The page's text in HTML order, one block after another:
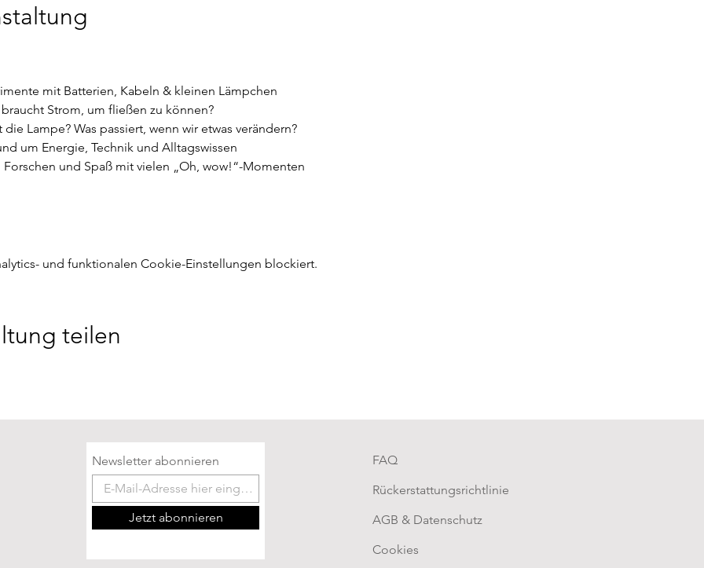
mit Batterien, Kabeln & kleinen Lämpchen
Strom, um fließen zu können?
Lampe? Was passiert, wenn wir etwas verändern?
um Energie, Technik und Alltagswissen
und Spaß mit vielen „Oh, wow!“-Momenten
und funktionalen Cookie-Einstellungen blockiert.
teilen
Newsletter abonnieren
Jetzt abonnieren
FAQ
Rückerstattungsrichtlinie
AGB & Datenschutz
Cookies